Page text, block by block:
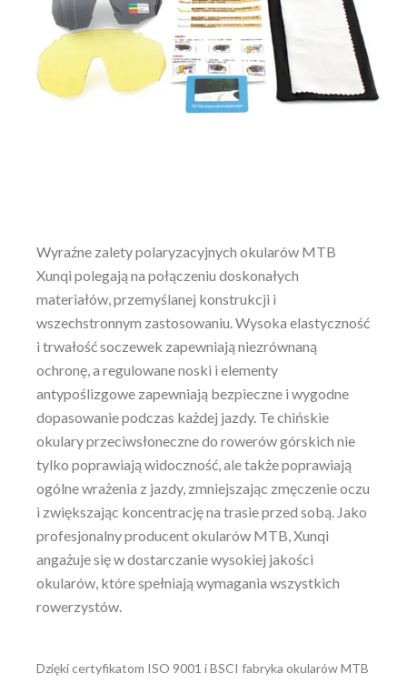
Wyraźne zalety polaryzacyjnych okularów MTB
Xunqi polegają na połączeniu doskonałych
materiałów, przemyślanej konstrukcji i
wszechstronnym zastosowaniu. Wysoka elastyczność
i trwałość soczewek zapewniają niezrównaną
ochronę, a regulowane noski i elementy
antypoślizgowe zapewniają bezpieczne i wygodne
dopasowanie podczas każdej jazdy. Te chińskie
okulary przeciwsłoneczne do rowerów górskich nie
tylko poprawiają widoczność, ale także poprawiają
ogólne wrażenia z jazdy, zmniejszając zmęczenie oczu
i zwiększając koncentrację na trasie przed sobą. Jako
profesjonalny producent okularów MTB, Xunqi
angażuje się w dostarczanie wysokiej jakości
okularów, które spełniają wymagania wszystkich
rowerzystów.
Dzięki certyfikatom ISO 9001 i BSCI fabryka okularów MTB